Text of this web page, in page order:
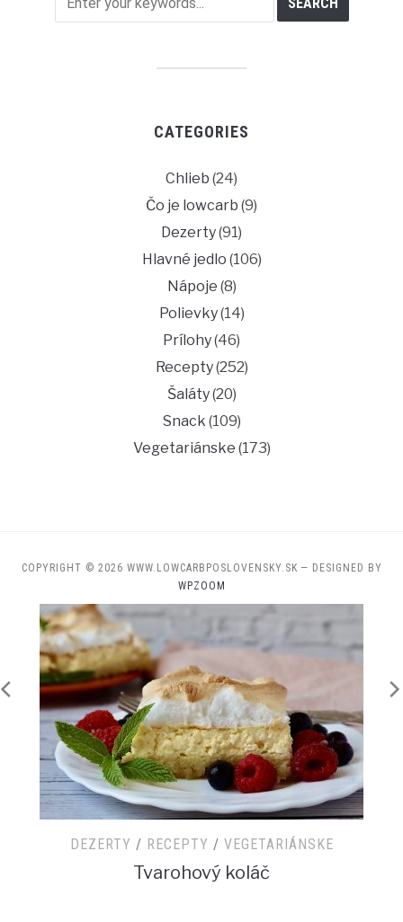
CATEGORIES
Chlieb (24)
Čo je lowcarb (9)
Dezerty(91)
Hlavné jedlo (106)
Nápoje (8)
Polievky(14)
Prílohy(46)
Recepty(252)
Šaláty(20)
Snack (109)
Vegetariánske (173)
COPYRIGHT © 2026 WWW.LOWCARBPOSLOVENSKY.SK — DESIGNED BY
WPZOOM
DEZERTY/RECEPTY/SNACK/
Jahodová cheesecake pena